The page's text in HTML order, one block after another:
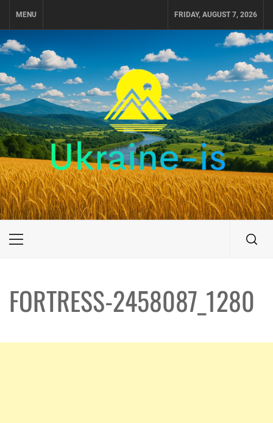
MENU FRIDAY, AUGUST 7, 2026
UKRAINE-IS
ПОДОРОЖI ПО УКРАЇНІ
Primary
FORTRESS-2458087_1280